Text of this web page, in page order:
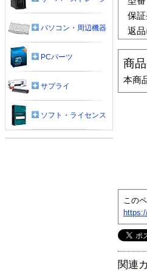
保
返
商
本商
この
関連
パソコン・周辺機器
PCパーツ
サプライ
ソフト・ライセンス